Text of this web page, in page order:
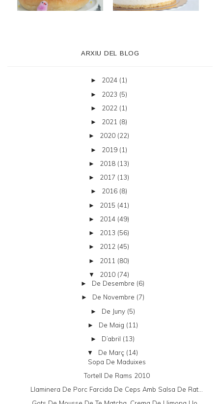
ARXIU DEL BLOG
► 2024 (1)
► 2023 (5)
► 2022 (1)
► 2021 (8)
► 2020 (22)
► 2019 (1)
► 2018 (13)
► 2017 (13)
► 2016 (8)
► 2015 (41)
► 2014 (49)
► 2013 (56)
► 2012 (45)
► 2011 (80)
▼ 2010 (74)
► De Desembre (6)
► De Novembre (7)
► De Juny (5)
► De Maig (11)
► D’abril (13)
▼ De Març (14)
Sopa De Maduixes
Tortell De Rams 2010
Llaminera De Porc Farcida De Ceps Amb Salsa De Rat...